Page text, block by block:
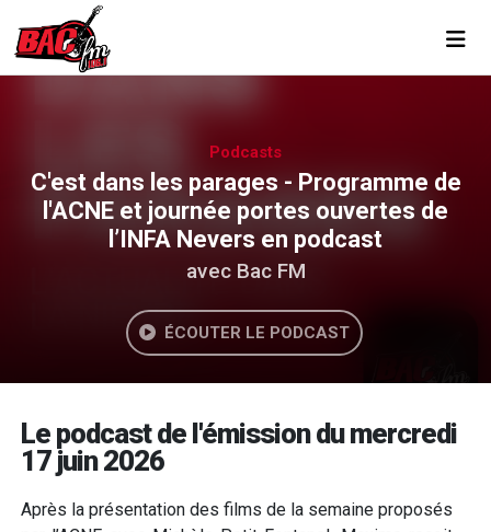
Podcasts
C'est dans les parages - Programme de
l'ACNE et journée portes ouvertes de
l’INFA Nevers en podcast
avec Bac FM
ÉCOUTER LE PODCAST
Le podcast de l'émission du mercredi
17 juin 2026
Après la présentation des films de la semaine proposés